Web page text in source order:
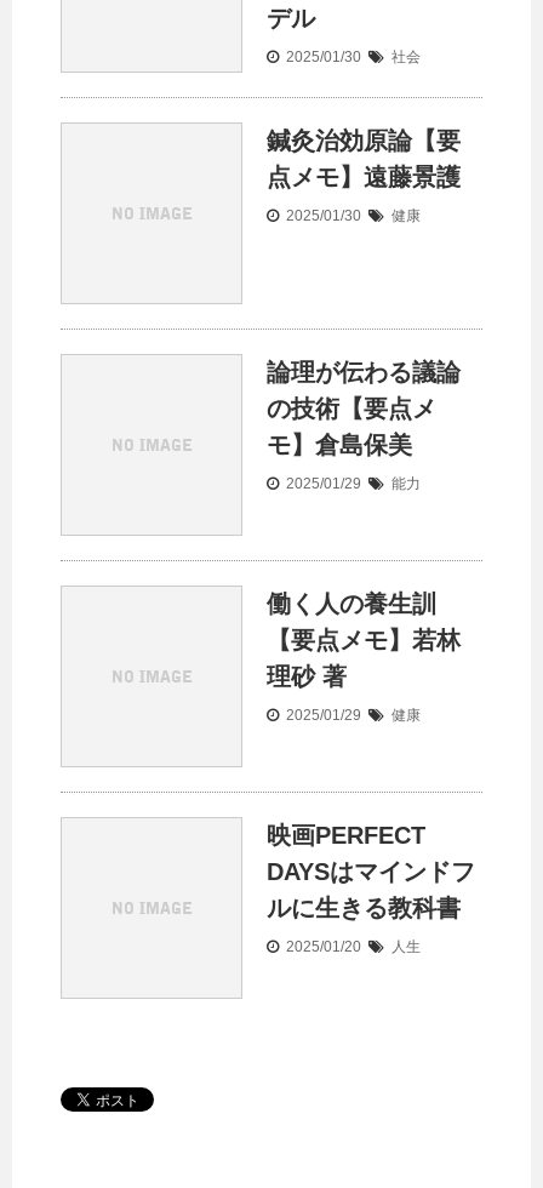
デル
2025/01/30 社会
鍼灸治効原論【要
点メモ】遠藤景護
2025/01/30 健康
論理が伝わる議論
の技術【要点メ
モ】倉島保美
2025/01/29 能力
働く人の養生訓
【要点メモ】若林
理砂 著
2025/01/29 健康
映画PERFECT
DAYSはマインドフ
ルに生きる教科書
2025/01/20 人生